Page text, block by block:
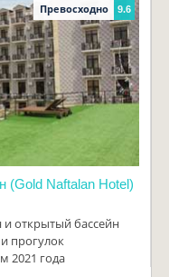
Превосходно 9.6
Naftalan Hotel)
открытый бассейн
прогулок
2021 года